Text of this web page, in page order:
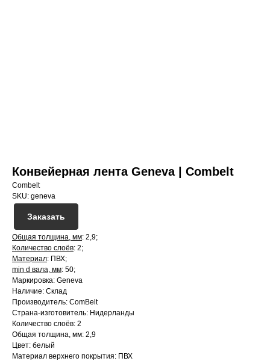
Конвейерная лента Geneva | Combelt
Combelt
SKU: geneva
Заказать
Общая толщина, мм: 2,9;
Количество слоёв: 2;
Материал: ПВХ;
min d вала, мм: 50;
Маркировка: Geneva
Наличие: Склад
Производитель: ComBelt
Страна-изготовитель: Нидерланды
Количество слоёв: 2
Общая толщина, мм: 2,9
Цвет: белый
Материал верхнего покрытия: ПВХ